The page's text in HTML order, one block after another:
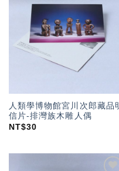
「願
人類學博物館宮川次郎藏品
信片-排灣族木雕人偶
NT$30